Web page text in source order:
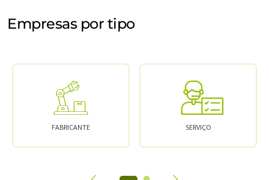
Empresas por tipo
FABRICANTE SERVIÇO